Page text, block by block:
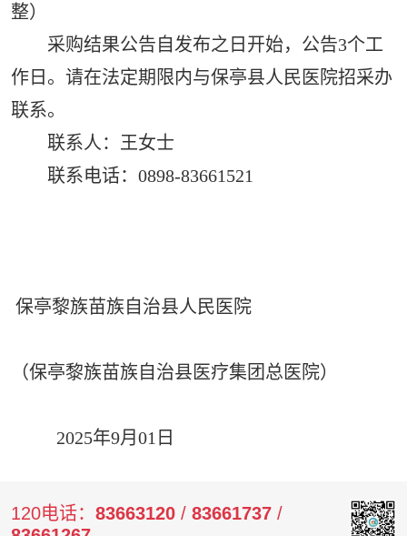
整）
采购结果公告自发布之日开始，公告3个工
作日。请在法定期限内与保亭县人民医院招采办
联系。
联系人：王女士
联系电话：0898-83661521
保亭黎族苗族自治县人民医院
（保亭黎族苗族自治县医疗集团总医院）
2025年9月01日
120电话： 83663120 / 83661737 /